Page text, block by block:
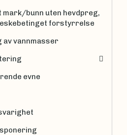
mark/bunn uten hevdpreg,
forstyrrelse
av vannmasser
evne